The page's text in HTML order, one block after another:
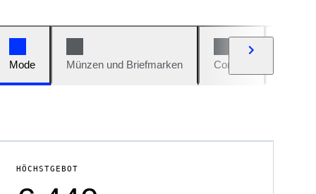
Mode Münzen und Briefmarken Comics
HÖCHSTGEBOT